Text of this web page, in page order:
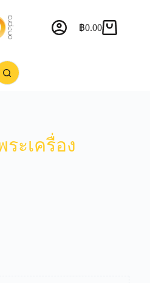
฿0.00
ะเครื่อง